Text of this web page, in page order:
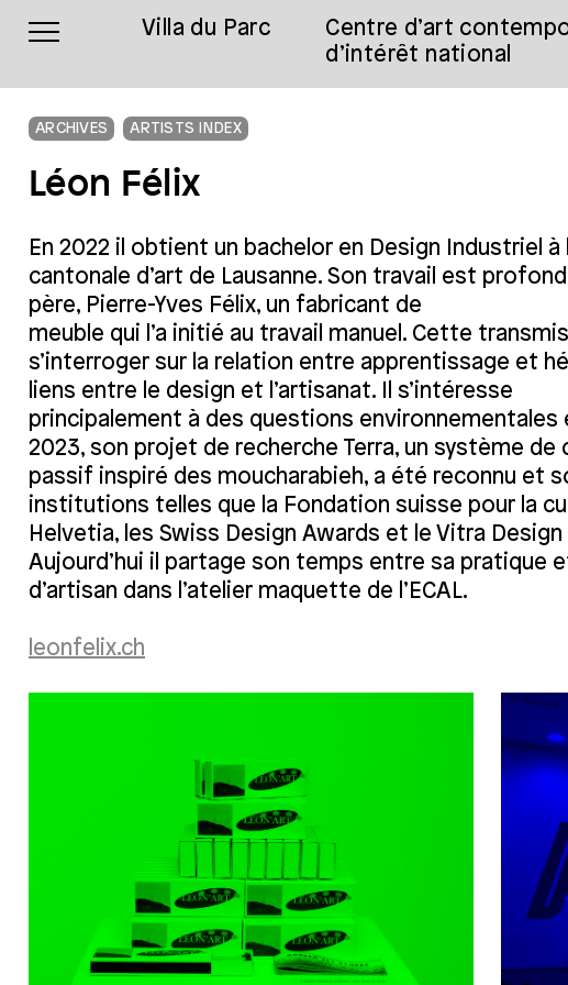
Villa du Parc
Centre d’art
d’intérêt national
ARCHIVES ARTISTS INDEX
Léon Félix
En 2022 il obtient un bachelor en Design Industriel à
cantonale d’art de Lausanne. Son travail est
père, Pierre-Yves Félix, un fabricant de
meuble qui l’a initié au travail manuel. Cette
s’interroger sur la relation entre apprentissage et
liens entre le design et l’artisanat. Il s’intéresse
principalement à des questions environnementales
2023, son projet de recherche Terra, un système
passif inspiré des moucharabieh, a été reconnu et
institutions telles que la Fondation suisse pour la
Helvetia, les Swiss Design Awards et le Vitra Design
Aujourd’hui il partage son temps entre sa pratique
d’artisan dans l’atelier maquette de l’ECAL.
leonfelix.ch